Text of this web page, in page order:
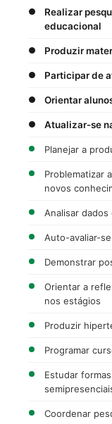
Realizar
educacional
Produzir
Participar de
Orientar
Atualizar-se
Planejar a
Problematizar
novos
Analisar
Auto-avaliar-se
Demonstrar
Orientar a
nos estágios
Produzir
Programar
Estudar
Coordenar